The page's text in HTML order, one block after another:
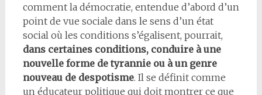
comment la démocratie, entendue d’abord d’un
point de vue sociale dans le sens d’un état
social où les conditions s’égalisent, pourrait,
dans certaines conditions, conduire à une
nouvelle forme de tyrannie ou à un genre
nouveau de despotisme. Il se définit comme
un éducateur politique qui doit montrer ce que